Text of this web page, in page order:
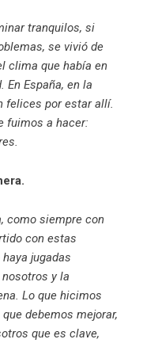
tranquilos, si
se vivió de
clima que había en
En España, en la
felices por estar allí.
fuimos a hacer:
como siempre con
con estas
jugadas
y la
Lo que hicimos
debemos mejorar,
que es clave,